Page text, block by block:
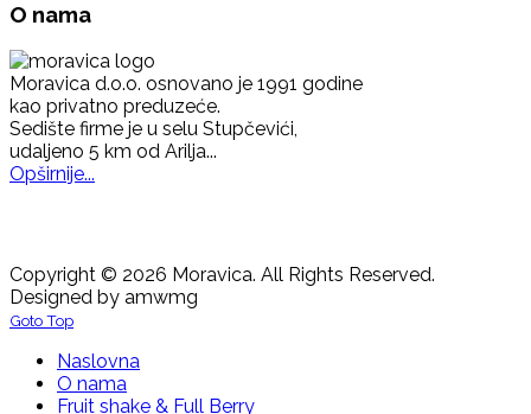
O nama
Moravica d.o.o. osnovano je 1991 godine
kao privatno preduzeće.
Sedište firme je u selu Stupčevići,
udaljeno 5 km od Arilja...
Opširnije...
Copyright © 2026 Moravica. All Rights Reserved.
Designed by amwmg
Goto Top
Naslovna
O nama
Fruit shake & Full Berry